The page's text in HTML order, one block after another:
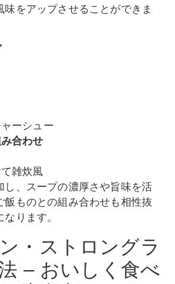
をアップさせることができま
ーシュー
合わせ
雑炊風
し、スープの濃厚さや旨味を活
ものとの組み合わせも相性抜
ります。
・ストロングラ
– おいしく食べ